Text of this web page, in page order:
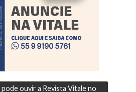
ouvir a Revista Vitale no